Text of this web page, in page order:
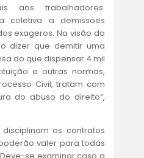
aos trabalhadores.
coletiva a demissões
exageros. Na visão do
dizer que demitir uma
do que dispensar 4 mil
e outras normas,
Civil, tratam com
do abuso do direito”,
os contratos
valer para todas